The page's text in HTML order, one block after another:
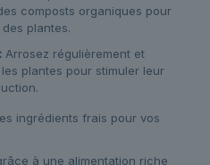
composts organiques pour
plantes.
Arrosez régulièrement et
plantes pour stimuler leur
ingrédients frais pour vos
à une alimentation riche